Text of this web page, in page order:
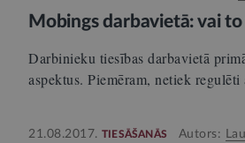
Mobings darbavietā: vai
Darbinieku tiesības darbavietā
aspektus. Piemēram, netiek
21.08.2017. TIESĀŠANĀS Autors: